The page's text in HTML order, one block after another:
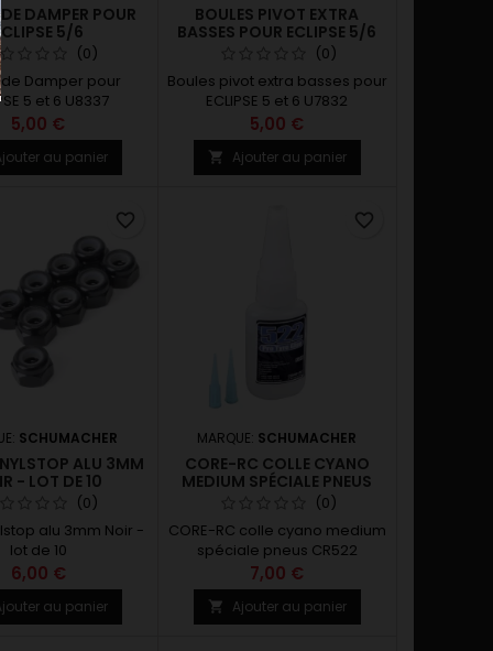
DAMPER POUR
5/6
(0)
Damper pour
5 et 6 U8337
5,00 €
au panier
BOULES PIVOT EXTRA
BASSES POUR ECLIPSE 5/6
(0)
Boules pivot extra basses pour
ECLIPSE 5 et 6 U7832
5,00 €
 Ajouter au panier
SCHUMACHER
ALU 3MM
- LOT DE 10
(0)
alu 3mm Noir -
lot de 10
6,00 €
au panier
favorite_border
MARQUE: SCHUMACHER
CORE-RC COLLE CYANO
MEDIUM SPÉCIALE PNEUS
(0)
CORE-RC colle cyano medium
spéciale pneus CR522
7,00 €
 Ajouter au panier
favorite_border